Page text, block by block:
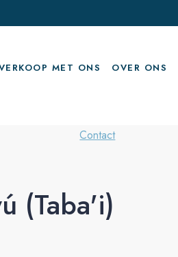
MET ONS OVER ONS
Contact
(Taba'i)